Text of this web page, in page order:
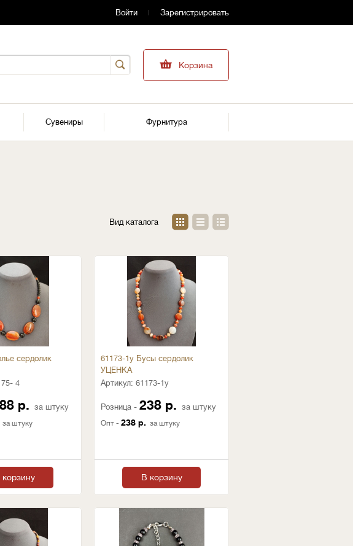
Войти Зарегистрировать
Корзина
Сувениры Фурнитура
Вид каталога
сердолик
4
р. за штуку
за штуку
корзину
61173-1у Бусы сердолик
УЦЕНКА
Артикул: 61173-1у
Розница - 238 р. за штуку
Опт - 238 р. за штуку
В корзину